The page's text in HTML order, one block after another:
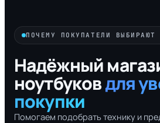
ПОЧЕМУ ПОКУПАТЕЛИ ВЫБИРАЮТ
Надёжный
ноутбуковдля
покупки
Помогаем подобрать технику и